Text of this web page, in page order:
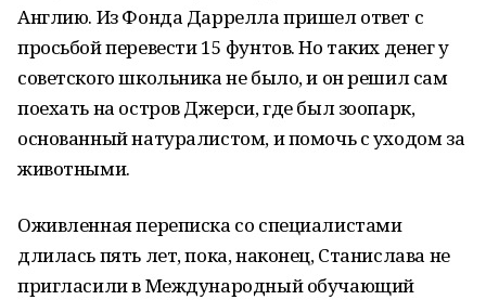
Англию. Из Фонда Даррелла пришел ответ с
просьбой перевести 15 фунтов. Но таких денег у
советского школьника не было, и он решил сам
поехать на остров Джерси, где был зоопарк,
основанный натуралистом, и помочь с уходом за
животными.
Оживленная переписка со специалистами
длилась пять лет, пока, наконец, Станислава не
пригласили в Международный обучающий